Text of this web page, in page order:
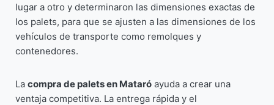
lugar a otro y determinaron las dimensiones exactas de
los palets, para que se ajusten a las dimensiones de los
vehículos de transporte como remolques y
contenedores.
La compra de palets en Mataró ayuda a crear una
ventaja competitiva. La entrega rápida y el